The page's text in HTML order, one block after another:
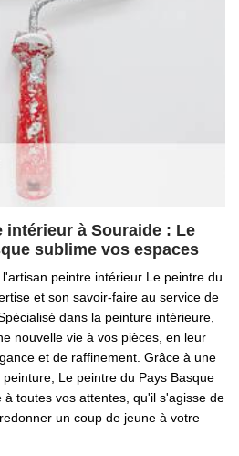
intérieur à Souraide : Le
sublime vos espaces
peintre intérieur Le peintre du
et son savoir-faire au service de
dans la peinture intérieure,
nouvelle vie à vos pièces, en leur
et de raffinement. Grâce à une
Le peintre du Pays Basque
toutes vos attentes, qu'il s'agisse de
un coup de jeune à votre